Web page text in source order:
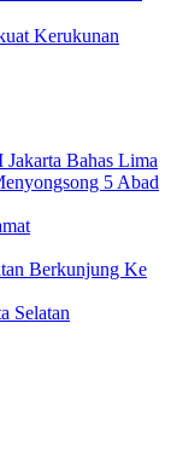
Kerukunan
Bahas Lima
5 Abad
Berkunjung Ke
Selatan